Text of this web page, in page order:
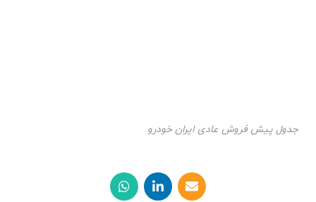
جدول پیش فروش عادی ایران خودرو